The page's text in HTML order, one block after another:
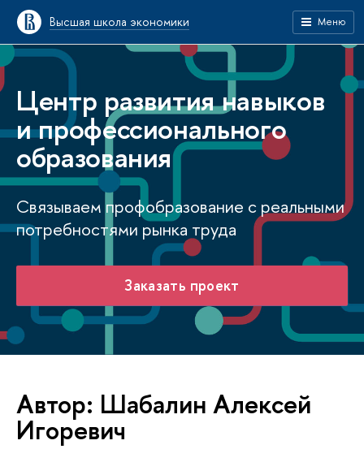
Высшая школа экономики Меню
Центр развития навыков
и профессионального
образования
Связываем профобразование с реальными
потребностями рынка труда
Заказать проект
Автор: Шабалин Алексей
Игоревич